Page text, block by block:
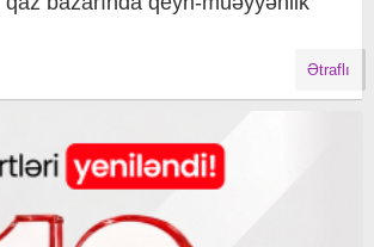
Ətraflı